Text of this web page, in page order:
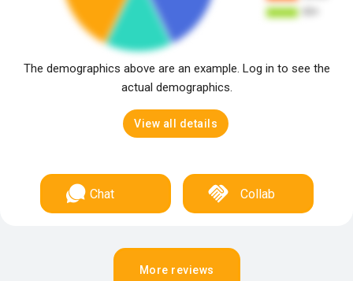
The demographics above are an example. Log in to see the
actual demographics.
View all details
Chat Collab
More reviews